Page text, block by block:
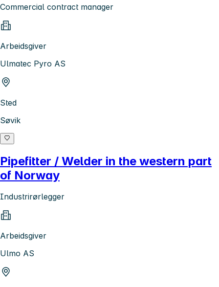
Commercial contract manager
Arbeidsgiver
Ulmatec Pyro AS
Sted
Søvik
Pipefitter / Welder in the western part
of Norway
Industrirørlegger
Arbeidsgiver
Ulmo AS